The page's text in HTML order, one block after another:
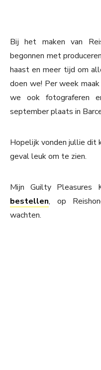
Bij het maken van
begonnen met
haast en meer tijd om
doen we! Per week
we ook fotograferen
september plaats in
Hopelijk vonden jullie dit
geval leuk om te zien.
Mijn Guilty Pleasures
bestellen, op
wachten.